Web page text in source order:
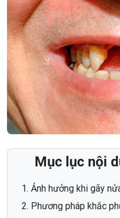
Mục lục nội
Ảnh hưởng khi gãy
Phương pháp khắc